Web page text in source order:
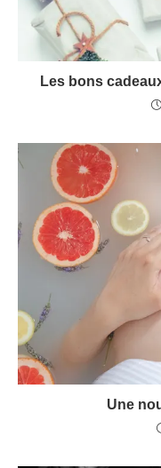
Les bons
Une